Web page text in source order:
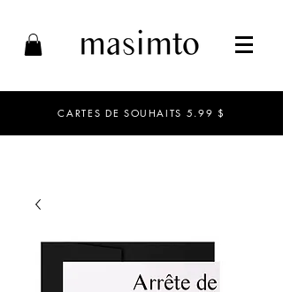
CARTES DE SOUHAITS 5.99 $